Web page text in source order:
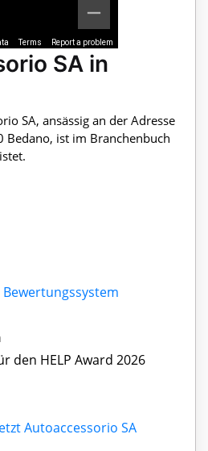
Terms Report a problem
SA in
SA, ansässig an der Adresse
Bedano, ist im Branchenbuch
den HELP Award 2026
Autoaccessorio SA